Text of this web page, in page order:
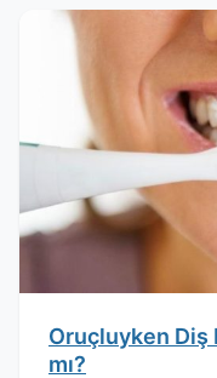
Oruçluyken Diş
mı?